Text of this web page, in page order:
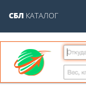
СБЛ КАТАЛОГ